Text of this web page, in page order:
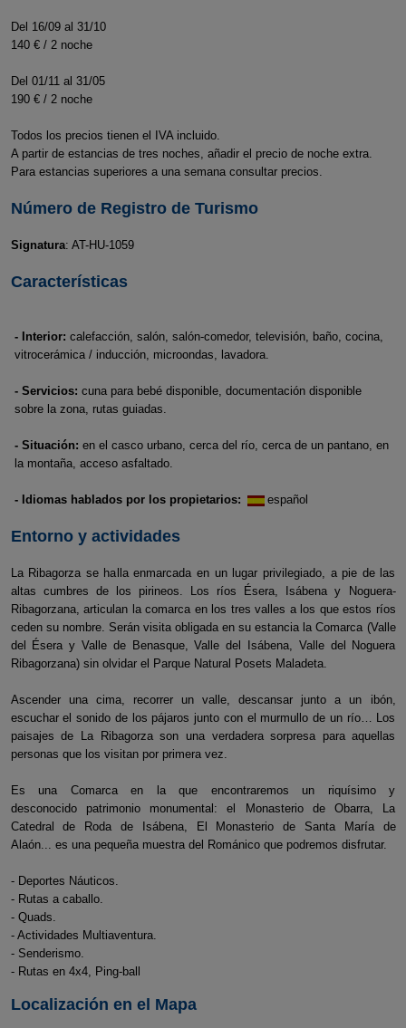
Del 16/09 al 31/10
140 € / 2 noche
Del 01/11 al 31/05
190 € / 2 noche
Todos los precios tienen el IVA incluido.
A partir de estancias de tres noches, añadir el precio de noche extra.
Para estancias superiores a una semana consultar precios.
Número de Registro de Turismo
Signatura: AT-HU-1059
Características
- Interior: calefacción, salón, salón-comedor, televisión, baño, cocina,
vitrocerámica / inducción, microondas, lavadora.
- Servicios: cuna para bebé disponible, documentación disponible
sobre la zona, rutas guiadas.
- Situación: en el casco urbano, cerca del río, cerca de un pantano, en
la montaña, acceso asfaltado.
- Idiomas hablados por los propietarios: español
Entorno y actividades
La Ribagorza se halla enmarcada en un lugar privilegiado, a pie de las
altas cumbres de los pirineos. Los ríos Ésera, Isábena y Noguera-
Ribagorzana, articulan la comarca en los tres valles a los que estos ríos
ceden su nombre. Serán visita obligada en su estancia la Comarca (Valle
del Ésera y Valle de Benasque, Valle del Isábena, Valle del Noguera
Ribagorzana) sin olvidar el Parque Natural Posets Maladeta.
Ascender una cima, recorrer un valle, descansar junto a un ibón,
escuchar el sonido de los pájaros junto con el murmullo de un río… Los
paisajes de La Ribagorza son una verdadera sorpresa para aquellas
personas que los visitan por primera vez.
Es una Comarca en la que encontraremos un riquísimo y
desconocido patrimonio monumental: el Monasterio de Obarra, La
Catedral de Roda de Isábena, El Monasterio de Santa María de
Alaón... es una pequeña muestra del Románico que podremos disfrutar.
- Deportes Náuticos.
- Rutas a caballo.
- Quads.
- Actividades Multiaventura.
- Senderismo.
- Rutas en 4x4, Ping-ball
Localización en el Mapa